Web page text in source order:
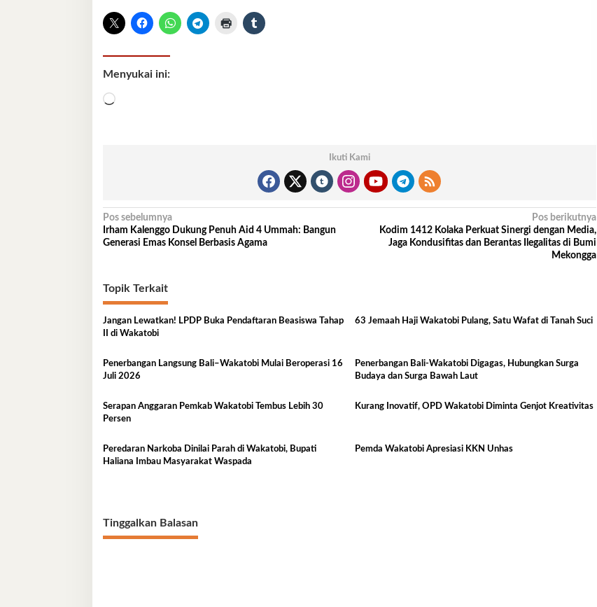
Menyukai ini:
Memuat...
Ikuti Kami
Navigasi
pos
Pos sebelumnya
Irham Kalenggo Dukung Penuh Aid 4 Ummah: Bangun
Generasi Emas Konsel Berbasis Agama
Pos berikutnya
Kodim 1412 Kolaka Perkuat Sinergi dengan Media,
Jaga Kondusifitas dan Berantas Ilegalitas di Bumi
Mekongga
Topik Terkait
Jangan Lewatkan! LPDP Buka Pendaftaran Beasiswa Tahap
II di Wakatobi
63 Jemaah Haji Wakatobi Pulang, Satu Wafat di Tanah Suci
Penerbangan Langsung Bali–Wakatobi Mulai Beroperasi 16
Juli 2026
Penerbangan Bali-Wakatobi Digagas, Hubungkan Surga
Budaya dan Surga Bawah Laut
Serapan Anggaran Pemkab Wakatobi Tembus Lebih 30
Persen
Kurang Inovatif, OPD Wakatobi Diminta Genjot Kreativitas
Peredaran Narkoba Dinilai Parah di Wakatobi, Bupati
Haliana Imbau Masyarakat Waspada
Pemda Wakatobi Apresiasi KKN Unhas
Tinggalkan Balasan